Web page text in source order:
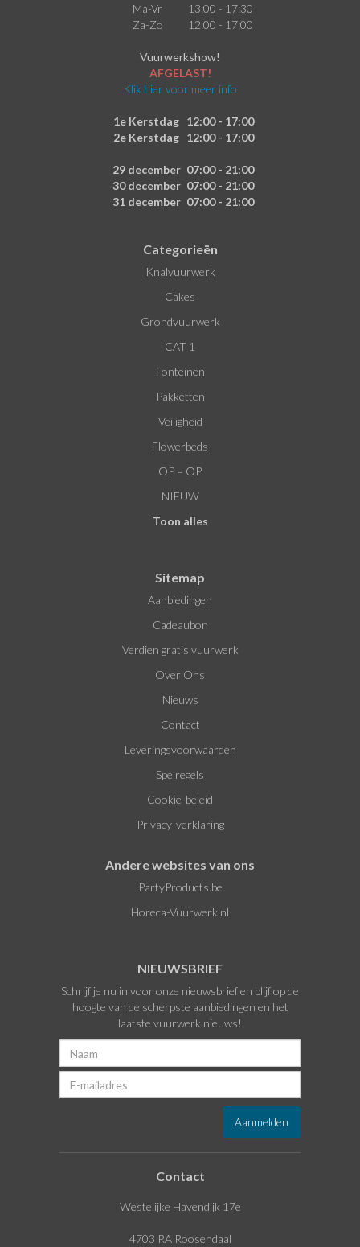
Ma-Vr
13:00 - 17:30
Za-Zo
12:00 - 17:00
Vuurwerkshow!
AFGELAST!
Klik hier voor meer info
1e Kerstdag 12:00 - 17:00
2e Kerstdag 12:00 - 17:00
29 december 07:00 - 21:00
30 december 07:00 - 21:00
31 december 07:00 - 21:00
Categorieën
Knalvuurwerk
Cakes
Grondvuurwerk
CAT 1
Fonteinen
Pakketten
Veiligheid
Flowerbeds
OP = OP
NIEUW
Toon alles
Sitemap
Aanbiedingen
Cadeaubon
Verdien gratis vuurwerk
Over Ons
Nieuws
Contact
Leveringsvoorwaarden
Spelregels
Cookie-beleid
Privacy-verklaring
Andere websites van ons
PartyProducts.be
Horeca-Vuurwerk.nl
NIEUWSBRIEF
Schrijf je nu in voor onze nieuwsbrief en blijf op de
hoogte van de scherpste aanbiedingen en het
laatste vuurwerk nieuws!
Contact
Westelijke Havendijk 17e
4703 RA Roosendaal